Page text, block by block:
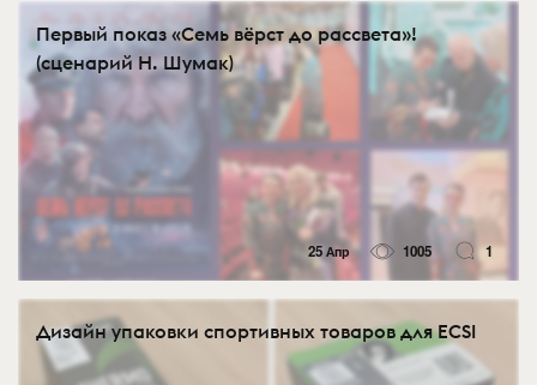
Первый показ «Семь вёрст до рассвета»!
(сценарий Н. Шумак)
25 Апр 1005 1
Дизайн упаковки спортивных товаров для ECSI